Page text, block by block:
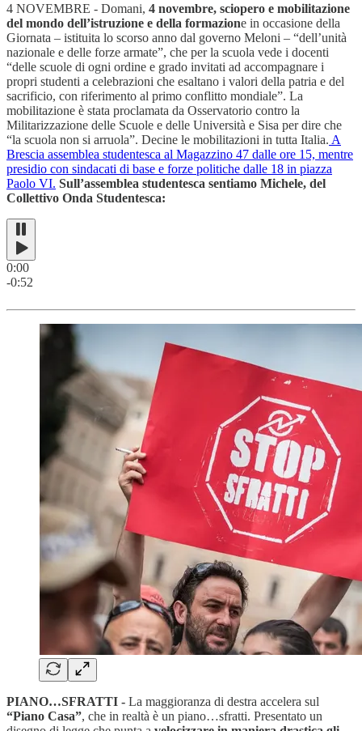
4 NOVEMBRE - Domani, 4 novembre, sciopero e mobilitazione
del mondo dell’istruzione e della formazione in occasione della
Giornata – istituita lo scorso anno dal governo Meloni – “dell’unità
nazionale e delle forze armate”, che per la scuola vede i docenti
“delle scuole di ogni ordine e grado invitati ad accompagnare i
propri studenti a celebrazioni che esaltano i valori della patria e del
sacrificio, con riferimento al primo conflitto mondiale”. La
mobilitazione è stata proclamata da Osservatorio contro la
Militarizzazione delle Scuole e delle Università e Sisa per dire che
“la scuola non si arruola”. Decine le mobilitazioni in tutta Italia. A
Brescia assemblea studentesca al Magazzino 47 dalle ore 15, mentre
presidio con sindacati di base e forze politiche dalle 18 in piazza
Paolo VI. Sull’assemblea studentesca sentiamo Michele, del
Collettivo Onda Studentesca:
0:00
-0:52
PIANO…SFRATTI - La maggioranza di destra accelera sul
“Piano Casa”, che in realtà è un piano…sfratti. Presentato un